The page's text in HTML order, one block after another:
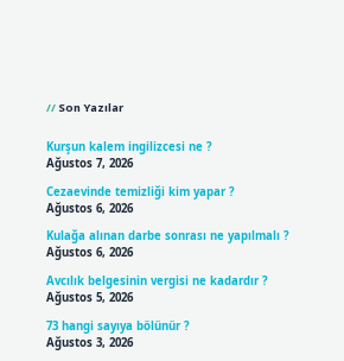
Son Yazılar
Kurşun kalem ingilizcesi ne ?
Ağustos 7, 2026
Cezaevinde temizliği kim yapar ?
Ağustos 6, 2026
Kulağa alınan darbe sonrası ne yapılmalı ?
Ağustos 6, 2026
Avcılık belgesinin vergisi ne kadardır ?
Ağustos 5, 2026
73 hangi sayıya bölünür ?
Ağustos 3, 2026